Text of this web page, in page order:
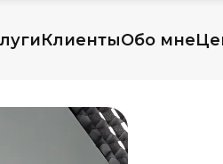
КлиентыОбо мне